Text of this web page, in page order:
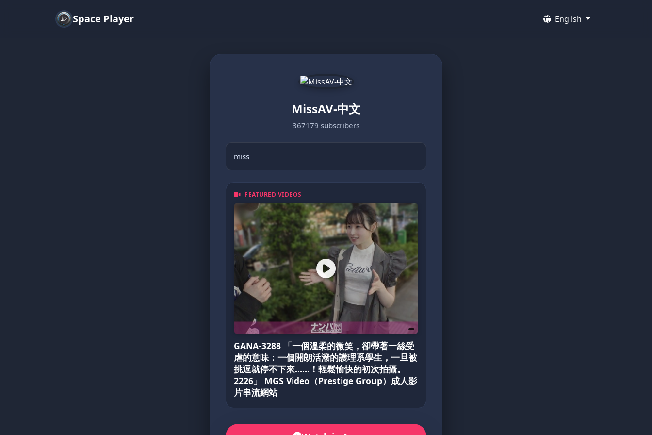
Space Player English
MissAV-中文
367179 subscribers
miss
FEATURED VIDEOS
GANA-3288 「一個溫柔的微笑，卻帶著一絲受
虐的意味：一個開朗活潑的護理系學生，一旦被
挑逗就停不下來……！輕鬆愉快的初次拍攝。
2226」 MGS Video（Prestige Group）成人影
片串流網站